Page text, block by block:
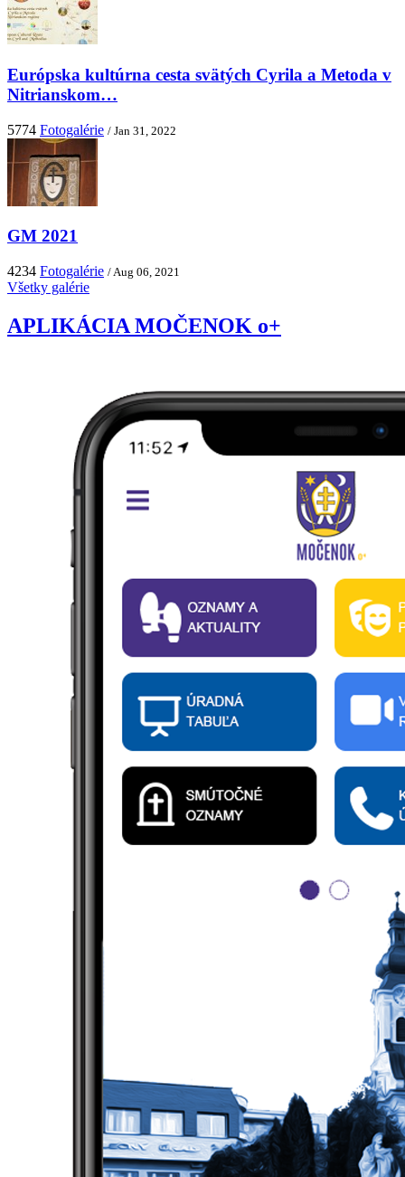
Európska kultúrna cesta svätých Cyrila a Metoda v
Nitrianskom…
5774 Fotogalérie / Jan 31, 2022
GM 2021
4234 Fotogalérie / Aug 06, 2021
Všetky galérie
APLIKÁCIA MOČENOK o+